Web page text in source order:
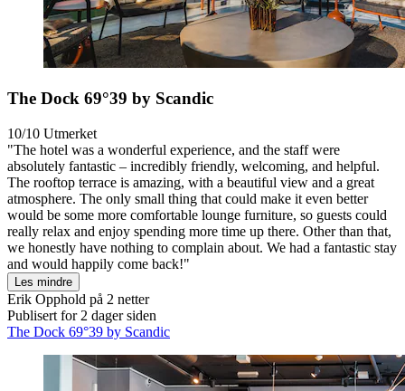
The Dock 69°39 by Scandic
10/10 Utmerket
"The hotel was a wonderful experience, and the staff were
absolutely fantastic – incredibly friendly, welcoming, and helpful.
The rooftop terrace is amazing, with a beautiful view and a great
atmosphere. The only small thing that could make it even better
would be some more comfortable lounge furniture, so guests could
really relax and enjoy spending more time up there. Other than that,
we honestly have nothing to complain about. We had a fantastic stay
and would happily come back!"
Les mindre
Erik Opphold på 2 netter
Publisert for 2 dager siden
The Dock 69°39 by Scandic